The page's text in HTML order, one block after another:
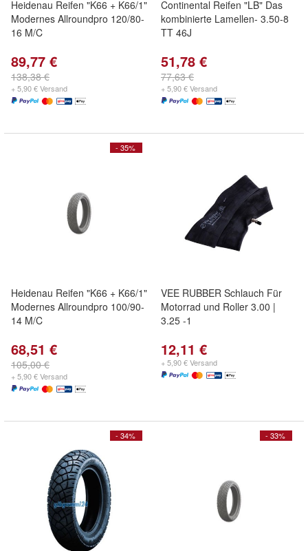
Heidenau Reifen "K66 + K66/1"
Modernes Allroundpro 120/80-
16 M/C
89,77 €
138,38 €
+ 5,90 € Versand
Continental Reifen "LB" Das
kombinierte Lamellen- 3.50-8
TT 46J
51,78 €
77,63 €
+ 5,90 € Versand
- 35%
Heidenau Reifen "K66 + K66/1"
Modernes Allroundpro 100/90-
14 M/C
68,51 €
105,00 €
+ 5,90 € Versand
VEE RUBBER Schlauch Für
Motorrad und Roller 3.00 |
3.25 -1
12,11 €
+ 5,90 € Versand
- 34% - 33%